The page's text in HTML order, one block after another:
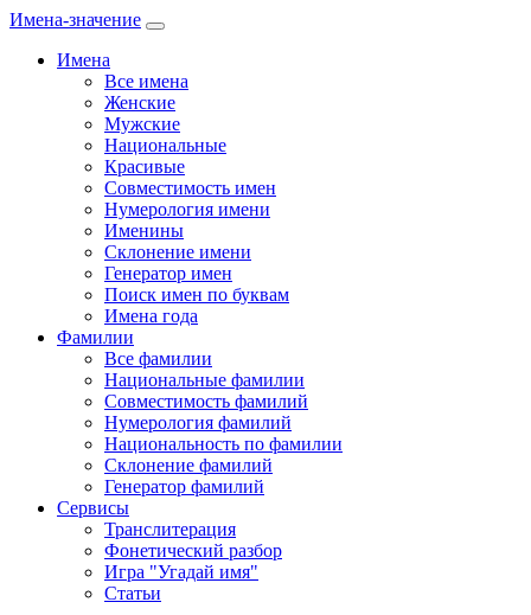
Имена-значение
Имена
Все имена
Женские
Мужские
Национальные
Красивые
Совместимость имен
Нумерология имени
Именины
Склонение имени
Генератор имен
Поиск имен по буквам
Имена года
Фамилии
Все фамилии
Национальные фамилии
Совместимость фамилий
Нумерология фамилий
Национальность по фамилии
Склонение фамилий
Генератор фамилий
Сервисы
Транслитерация
Фонетический разбор
Игра "Угадай имя"
Статьи